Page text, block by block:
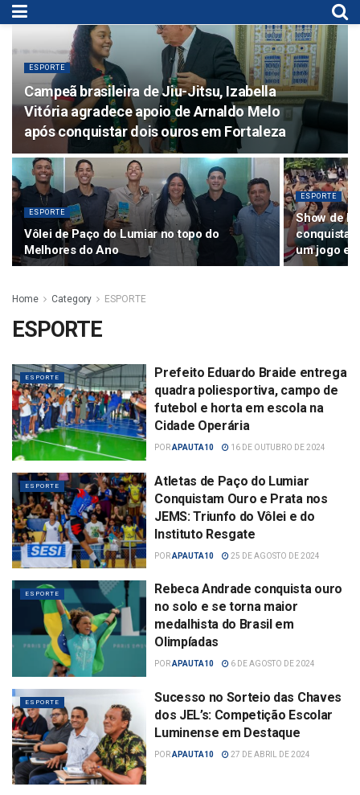
ESPORTE
Campeã brasileira de Jiu-Jitsu, Izabella
Vitória agradece apoio de Arnaldo Melo
após conquistar dois ouros em Fortaleza
ESPORTE
Vôlei de Paço do Lumiar no topo do
Melhores do Ano
ESPORTE
Show de
conquista
um jogo
Home Category ESPORTE
ESPORTE
ESPORTE
Prefeito Eduardo Braide entrega
quadra poliesportiva, campo de
futebol e horta em escola na
Cidade Operária
PORAPAUTA10 16 DE OUTUBRO DE 2024
ESPORTE
Atletas de Paço do Lumiar
Conquistam Ouro e Prata nos
JEMS: Triunfo do Vôlei e do
Instituto Resgate
PORAPAUTA10 25 DE AGOSTO DE 2024
ESPORTE
Rebeca Andrade conquista ouro
no solo e se torna maior
medalhista do Brasil em
Olimpíadas
PORAPAUTA10 6 DE AGOSTO DE 2024
ESPORTE
Sucesso no Sorteio das Chaves
dos JEL’s: Competição Escolar
Luminense em Destaque
PORAPAUTA10 27 DE ABRIL DE 2024